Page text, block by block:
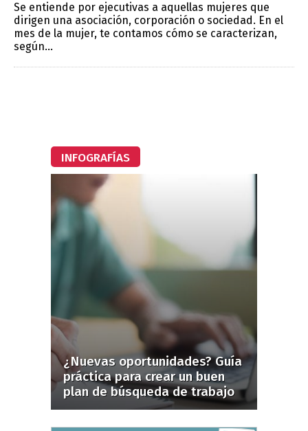
Se entiende por ejecutivas a aquellas mujeres que
dirigen una asociación, corporación o sociedad. En el
mes de la mujer, te contamos cómo se caracterizan,
según...
INFOGRAFÍAS
¿Nuevas oportunidades? Guía
práctica para crear un buen
plan de búsqueda de trabajo